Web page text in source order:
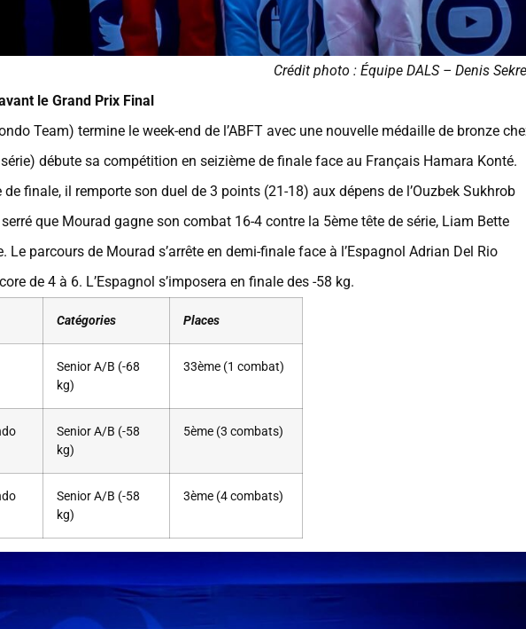
Crédit photo : Équipe DALS – Denis
le Grand Prix Final
Team) termine le week-end de l’ABFT avec une nouvelle médaille de bronze
débute sa compétition en seizième de finale face au Français Hamara Konté.
finale, il remporte son duel de 3 points (21-18) aux dépens de l’Ouzbek Sukhrob
que Mourad gagne son combat 16-4 contre la 5ème tête de série, Liam Bette
Le parcours de Mourad s’arrête en demi-finale face à l’Espagnol Adrian Del Rio
de 4 à 6. L’Espagnol s’imposera en finale des -58 kg.
Catégories Places
Senior A/B (-68
kg)
33ème (1 combat)
Senior A/B (-58
kg)
5ème (3 combats)
Senior A/B (-58
kg)
3ème (4 combats)